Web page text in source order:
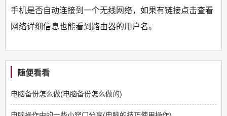
手机是否自动连接到一个无线网络，如果有链接点击查看
网络详细信息也能看到路由器的用户名。
随便看看
电脑备份怎么做(电脑备份怎么做的)